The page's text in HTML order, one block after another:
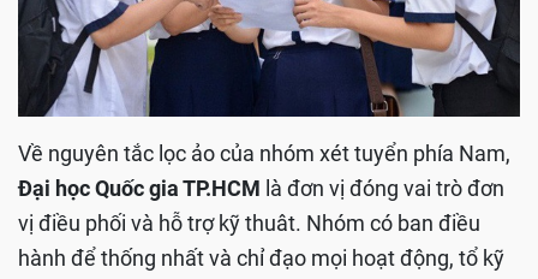
Về nguyên tắc lọc ảo của nhóm xét tuyển phía Nam,
Đại học Quốc gia TP.HCM là đơn vị đóng vai trò đơn
vị điều phối và hỗ trợ kỹ thuât. Nhóm có ban điều
hành để thống nhất và chỉ đạo mọi hoạt động, tổ kỹ